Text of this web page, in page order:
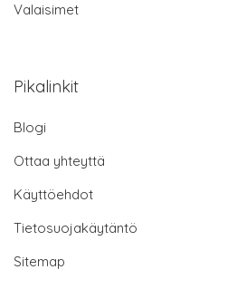
Valaisimet
Pikalinkit
Blogi
Ottaa yhteyttä
Käyttöehdot
Tietosuojakäytäntö
Sitemap